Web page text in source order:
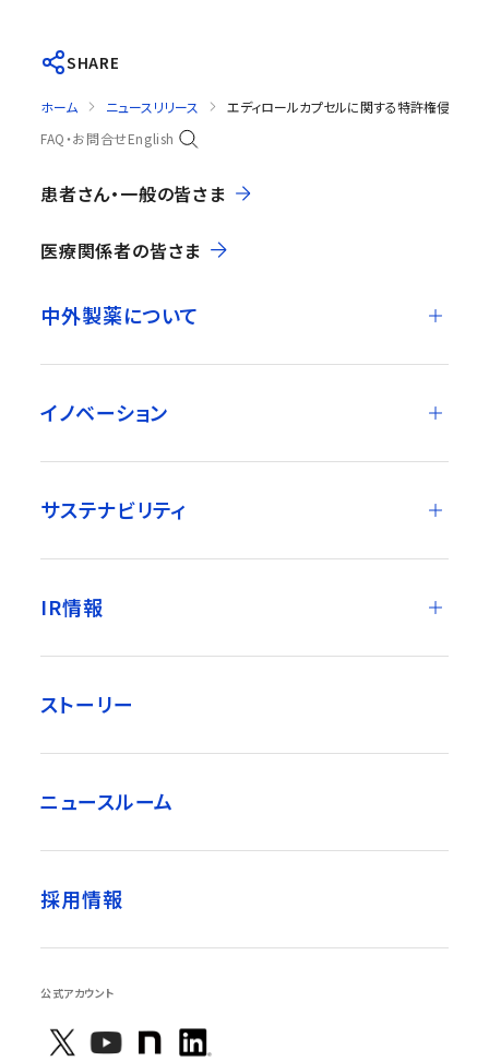
SHARE
ホーム ニュースリリース
エディロールカプセルに関する特許権侵害訴
FAQ・お問合せEnglish
患者さん・一般の皆さま
医療関係者の皆さま
中外製薬について
イノベーション
サステナビリティ
IR情報
ストーリー
ニュースルーム
採用情報
公式アカウント